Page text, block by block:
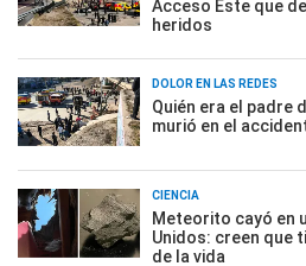
Acceso Este que
heridos
DOLOR EN LAS REDES
Quién era el padre
murió en el
CIENCIA
Meteorito cayó en
Unidos: creen que
de la vida